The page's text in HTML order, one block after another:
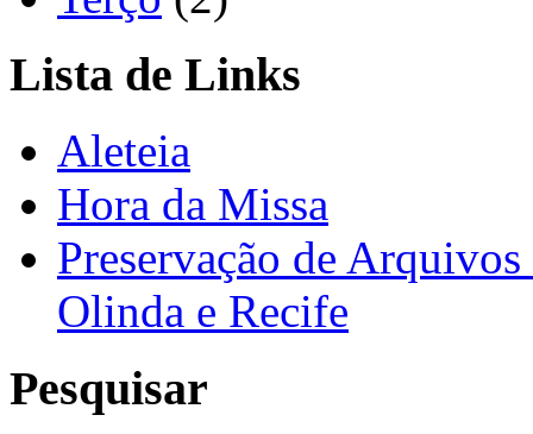
Lista de Links
Aleteia
Hora da Missa
Preservação de
Olinda e Recife
Pesquisar